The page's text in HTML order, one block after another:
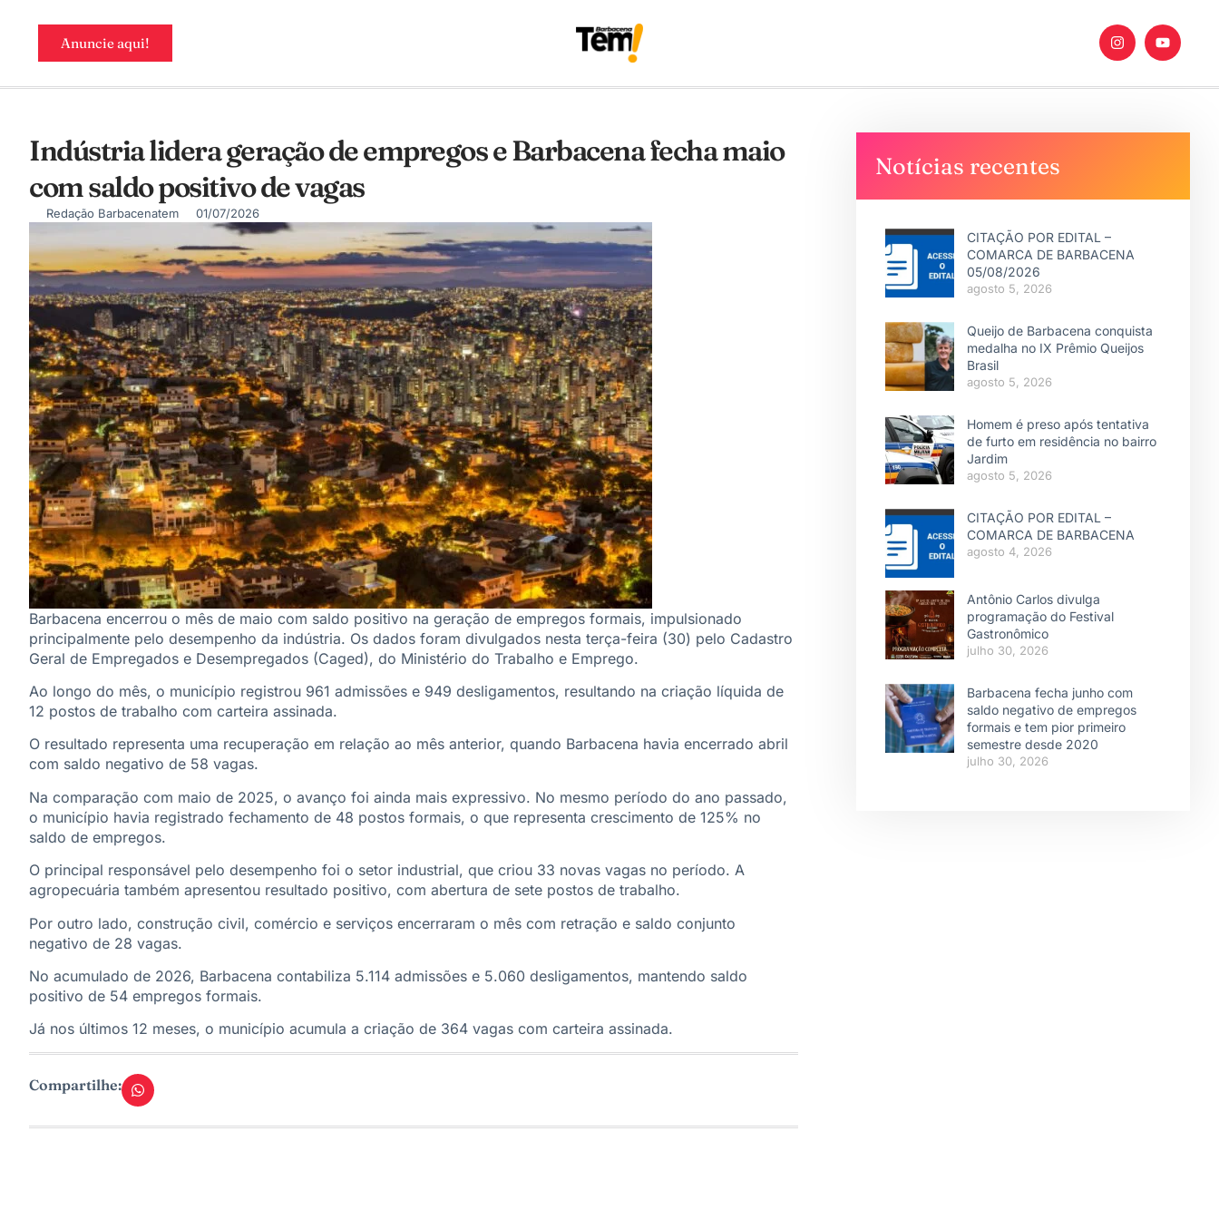
Anuncie aqui!
Indústria lidera geração de empregos e Barbacena fecha maio
com saldo positivo de vagas
Redação Barbacenatem 01/07/2026
Barbacena encerrou o mês de maio com saldo positivo na geração de empregos formais, impulsionado
principalmente pelo desempenho da indústria. Os dados foram divulgados nesta terça-feira (30) pelo Cadastro
Geral de Empregados e Desempregados (Caged), do Ministério do Trabalho e Emprego.
Ao longo do mês, o município registrou 961 admissões e 949 desligamentos, resultando na criação líquida de
12 postos de trabalho com carteira assinada.
O resultado representa uma recuperação em relação ao mês anterior, quando Barbacena havia encerrado abril
com saldo negativo de 58 vagas.
Na comparação com maio de 2025, o avanço foi ainda mais expressivo. No mesmo período do ano passado,
o município havia registrado fechamento de 48 postos formais, o que representa crescimento de 125% no
saldo de empregos.
O principal responsável pelo desempenho foi o setor industrial, que criou 33 novas vagas no período. A
agropecuária também apresentou resultado positivo, com abertura de sete postos de trabalho.
Por outro lado, construção civil, comércio e serviços encerraram o mês com retração e saldo conjunto
negativo de 28 vagas.
No acumulado de 2026, Barbacena contabiliza 5.114 admissões e 5.060 desligamentos, mantendo saldo
positivo de 54 empregos formais.
Já nos últimos 12 meses, o município acumula a criação de 364 vagas com carteira assinada.
Compartilhe:
Notícias recentes
CITAÇÃO POR EDITAL –
COMARCA DE BARBACENA
05/08/2026
agosto 5, 2026
Queijo de Barbacena conquista
medalha no IX Prêmio Queijos
Brasil
agosto 5, 2026
Homem é preso após tentativa
de furto em residência no bairro
Jardim
agosto 5, 2026
CITAÇÃO POR EDITAL –
COMARCA DE BARBACENA
agosto 4, 2026
Antônio Carlos divulga
programação do Festival
Gastronômico
julho 30, 2026
Barbacena fecha junho com
saldo negativo de empregos
formais e tem pior primeiro
semestre desde 2020
julho 30, 2026